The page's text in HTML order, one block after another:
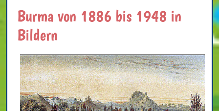
Burma von 1886 bis 1948 in
Bildern